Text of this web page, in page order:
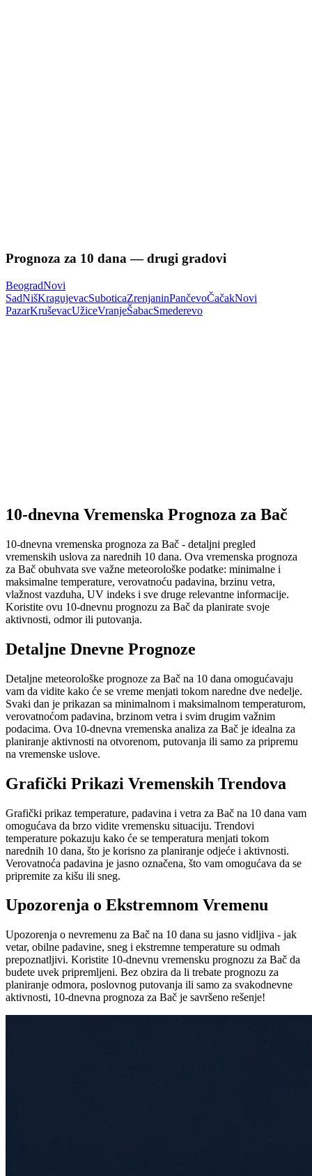
Prognoza za 10 dana — drugi gradovi
BeogradNovi
SadNišKragujevacSuboticaZrenjaninPančevoČačakNovi
PazarKruševacUžiceVranjeŠabacSmederevo
10-dnevna Vremenska Prognoza za Bač
10-dnevna vremenska prognoza za Bač - detaljni pregled
vremenskih uslova za narednih 10 dana. Ova vremenska prognoza
za Bač obuhvata sve važne meteorološke podatke: minimalne i
maksimalne temperature, verovatnoću padavina, brzinu vetra,
vlažnost vazduha, UV indeks i sve druge relevantne informacije.
Koristite ovu 10-dnevnu prognozu za Bač da planirate svoje
aktivnosti, odmor ili putovanja.
Detaljne Dnevne Prognoze
Detaljne meteorološke prognoze za Bač na 10 dana omogućavaju
vam da vidite kako će se vreme menjati tokom naredne dve nedelje.
Svaki dan je prikazan sa minimalnom i maksimalnom temperaturom,
verovatnoćom padavina, brzinom vetra i svim drugim važnim
podacima. Ova 10-dnevna vremenska analiza za Bač je idealna za
planiranje aktivnosti na otvorenom, putovanja ili samo za pripremu
na vremenske uslove.
Grafički Prikazi Vremenskih Trendova
Grafički prikaz temperature, padavina i vetra za Bač na 10 dana vam
omogućava da brzo vidite vremensku situaciju. Trendovi
temperature pokazuju kako će se temperatura menjati tokom
narednih 10 dana, što je korisno za planiranje odjeće i aktivnosti.
Verovatnoća padavina je jasno označena, što vam omogućava da se
pripremite za kišu ili sneg.
Upozorenja o Ekstremnom Vremenu
Upozorenja o nevremenu za Bač na 10 dana su jasno vidljiva - jak
vetar, obilne padavine, sneg i ekstremne temperature su odmah
prepoznatljivi. Koristite 10-dnevnu vremensku prognozu za Bač da
budete uvek pripremljeni. Bez obzira da li trebate prognozu za
planiranje odmora, poslovnog putovanja ili samo za svakodnevne
aktivnosti, 10-dnevna prognoza za Bač je savršeno rešenje!